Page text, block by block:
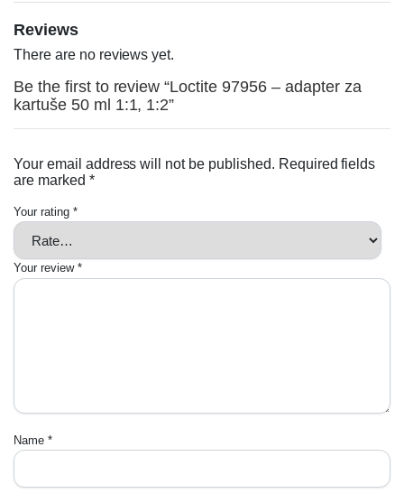
Reviews
There are no reviews yet.
Be the first to review “Loctite 97956 – adapter za
kartuše 50 ml 1:1, 1:2”
Your email address will not be published. Required fields
are marked *
Your rating *
Your review *
Name *